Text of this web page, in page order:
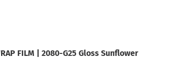
FILM | 2080-G25 Gloss Sunflower